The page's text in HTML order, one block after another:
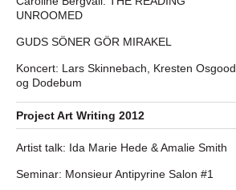
UNROOMED
GUDS SÖNER GÖR MIRAKEL
Koncert: Lars Skinnebach, Kresten Osgood
og Dodebum
Project Art Writing 2012
Artist talk: Ida Marie Hede & Amalie Smith
Seminar: Monsieur Antipyrine Salon #1